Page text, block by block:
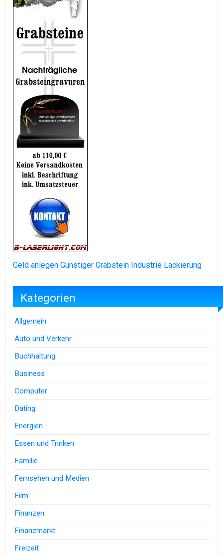
Geld anlegen Günstiger Grabstein Industrie Lackierung
Kategorien
Allgemein
Auto und Verkehr
Buchhaltung
Business
Computer
Dating
Energien
Essen und Trinken
Familie
Fernsehen und Medien
Film
Finanzen
Finanzmarkt
Freizeit